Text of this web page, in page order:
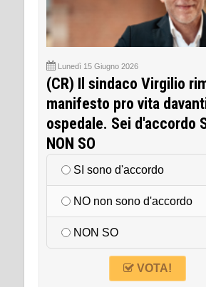
Lunedì 15 Giugno 2026
(CR) Il sindaco Virgilio
manifesto pro vita
ospedale. Sei d'accordo
NON SO
SI sono d'accordo
NO non sono d'accordo
NON SO
VOTA!